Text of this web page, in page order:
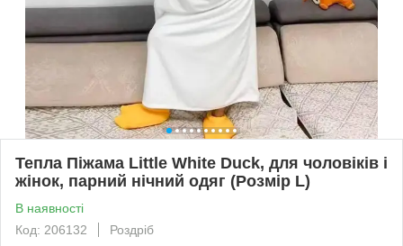
Тепла Піжама Little White Duck, для чоловіків і
жінок, парний нічний одяг (Розмір L)
В наявності
Код: 206132
Роздріб